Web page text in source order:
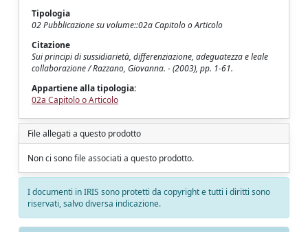
Tipologia
02 Pubblicazione su volume::02a Capitolo o Articolo
Citazione
Sui principi di sussidiarietà, differenziazione, adeguatezza e leale
collaborazione / Razzano, Giovanna. - (2003), pp. 1-61.
Appartiene alla tipologia:
02a Capitolo o Articolo
File allegati a questo prodotto
Non ci sono file associati a questo prodotto.
I documenti in IRIS sono protetti da copyright e tutti i diritti sono
riservati, salvo diversa indicazione.